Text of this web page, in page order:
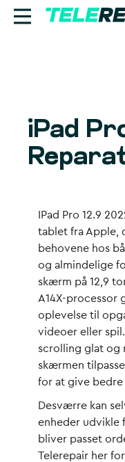
Find butik
Ring til os:
+45 70 60
iPad
IPad Pro 12.9
tablet fra Apple,
behovene hos
og almindelige
skærm på 12,9
A14X-processor
oplevelse til
videoer eller
scrolling glat og
skærmen
for at give bedre
Desværre kan
enheder udvikle
bliver passet
Telerepair her